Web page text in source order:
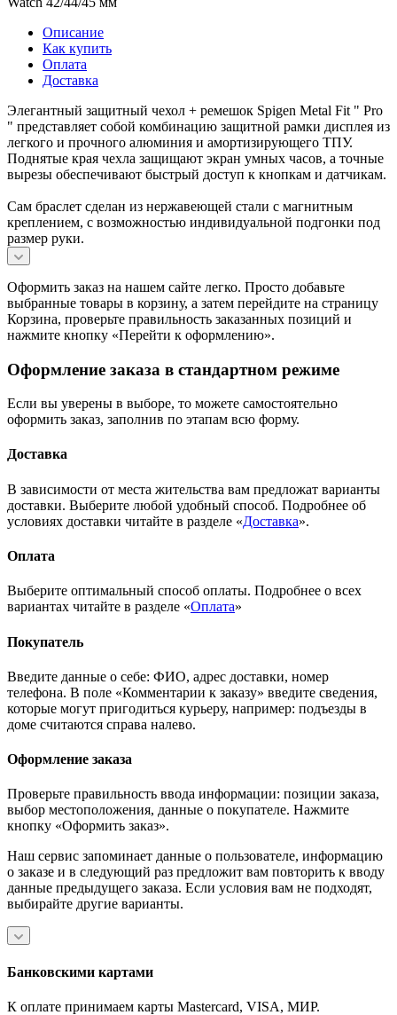
Описание
Как купить
Оплата
Доставка
Элегантный защитный чехол + ремешок Spigen Metal Fit " Pro
" представляет собой комбинацию защитной рамки дисплея из
легкого и прочного алюминия и амортизирующего ТПУ.
Поднятые края чехла защищают экран умных часов, а точные
вырезы обеспечивают быстрый доступ к кнопкам и датчикам.
Сам браслет сделан из нержавеющей стали с магнитным
креплением, с возможностью индивидуальной подгонки под
размер руки.
Оформить заказ на нашем сайте легко. Просто добавьте
выбранные товары в корзину, а затем перейдите на страницу
Корзина, проверьте правильность заказанных позиций и
нажмите кнопку «Перейти к оформлению».
Оформление заказа в стандартном режиме
Если вы уверены в выборе, то можете самостоятельно
оформить заказ, заполнив по этапам всю форму.
Доставка
В зависимости от места жительства вам предложат варианты
доставки. Выберите любой удобный способ. Подробнее об
условиях доставки читайте в разделе «Доставка».
Оплата
Выберите оптимальный способ оплаты. Подробнее о всех
вариантах читайте в разделе «Оплата»
Покупатель
Введите данные о себе: ФИО, адрес доставки, номер
телефона. В поле «Комментарии к заказу» введите сведения,
которые могут пригодиться курьеру, например: подъезды в
доме считаются справа налево.
Оформление заказа
Проверьте правильность ввода информации: позиции заказа,
выбор местоположения, данные о покупателе. Нажмите
кнопку «Оформить заказ».
Наш сервис запоминает данные о пользователе, информацию
о заказе и в следующий раз предложит вам повторить к вводу
данные предыдущего заказа. Если условия вам не подходят,
выбирайте другие варианты.
Банковскими картами
К оплате принимаем карты Mastercard, VISA, МИР.